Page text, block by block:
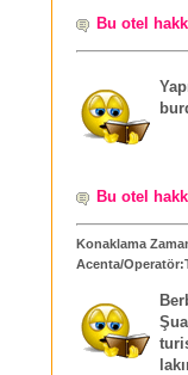
Bu otel
Bu otel
Konaklama
Acenta/